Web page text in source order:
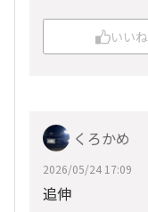
いいね
くろかめ
2026/05/24 17:09
追伸